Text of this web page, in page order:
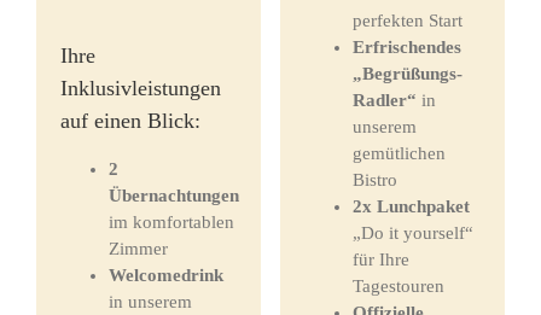
Ihre
Inklusivleistungen
auf einen Blick:
2
Übernachtungen
im komfortablen
Zimmer
Welcomedrink
in unserem
perfekten Start
Erfrischendes
„Begrüßungs-
Radler“ in
unserem
gemütlichen
Bistro
2x Lunchpaket
„Do it yourself“
für Ihre
Tagestouren